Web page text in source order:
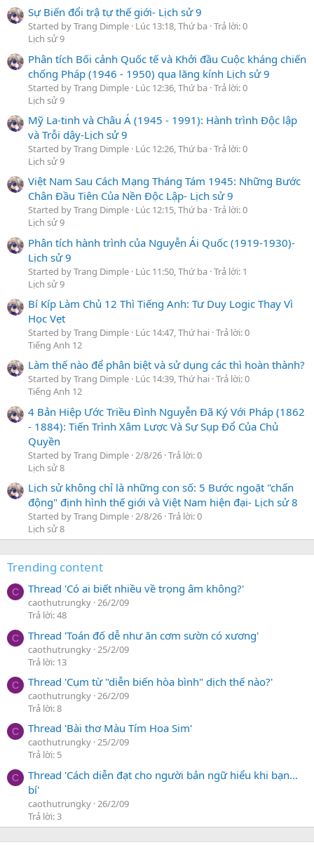
Sự Biến đổi trậ tự thế giới- Lịch sử 9
Started by Trang Dimple Lúc 13:18, Thứ ba Trả lời: 0
Lịch sử 9
Phân tích Bối cảnh Quốc tế và Khởi đầu Cuộc kháng chiến
chống Pháp (1946 - 1950) qua lăng kính Lịch sử 9
Started by Trang Dimple Lúc 12:36, Thứ ba Trả lời: 0
Lịch sử 9
Mỹ La-tinh và Châu Á (1945 - 1991): Hành trình Độc lập
và Trỗi dậy-Lịch sử 9
Started by Trang Dimple Lúc 12:26, Thứ ba Trả lời: 0
Lịch sử 9
Việt Nam Sau Cách Mạng Tháng Tám 1945: Những Bước
Chân Đầu Tiên Của Nền Độc Lập- Lịch sử 9
Started by Trang Dimple Lúc 12:15, Thứ ba Trả lời: 0
Lịch sử 9
Phân tích hành trình của Nguyễn Ái Quốc (1919-1930)-
Lịch sử 9
Started by Trang Dimple Lúc 11:50, Thứ ba Trả lời: 1
Lịch sử 9
Bí Kíp Làm Chủ 12 Thì Tiếng Anh: Tư Duy Logic Thay Vì
Học Vẹt
Started by Trang Dimple Lúc 14:47, Thứ hai Trả lời: 0
Tiếng Anh 12
Làm thế nào để phân biệt và sử dụng các thì hoàn thành?
Started by Trang Dimple Lúc 14:39, Thứ hai Trả lời: 0
Tiếng Anh 12
4 Bản Hiệp Ước Triều Đình Nguyễn Đã Ký Với Pháp (1862
- 1884): Tiến Trình Xâm Lược Và Sự Sụp Đổ Của Chủ
Quyền
Started by Trang Dimple 2/8/26 Trả lời: 0
Lịch sử 8
Lịch sử không chỉ là những con số: 5 Bước ngoặt "chấn
động" định hình thế giới và Việt Nam hiện đại- Lịch sử 8
Started by Trang Dimple 2/8/26 Trả lời: 0
Lịch sử 8
Trending content
C Thread 'Có ai biết nhiều về trọng âm không?'
caothutrungky 26/2/09
Trả lời: 48
C Thread 'Toán đố dễ như ăn cơm sườn có xương'
caothutrungky 25/2/09
Trả lời: 13
C Thread 'Cụm từ "diễn biến hòa bình" dịch thế nào?'
caothutrungky 26/2/09
Trả lời: 8
C Thread 'Bài thơ Màu Tím Hoa Sim'
caothutrungky 25/2/09
Trả lời: 5
C
Thread 'Cách diễn đạt cho người bản ngữ hiểu khi bạn…
bí'
caothutrungky 26/2/09
Trả lời: 3